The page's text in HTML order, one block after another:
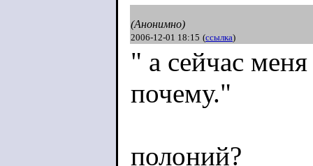
(Анонимно)
2006-12-01 18:15 (ссылка)
" а сейчас
почему."
полоний?